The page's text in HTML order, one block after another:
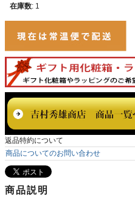
在庫数: 1
返品特約について
商品についてのお問い合わせ
商品説明